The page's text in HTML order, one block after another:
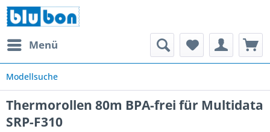
Menü
Modellsuche
Thermorollen 80m BPA-frei für Multidata
SRP-F310